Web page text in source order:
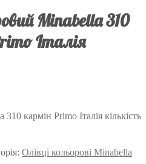
Minabella 310
Італія
кармін Primo Італія кількість
Олівці кольорові Minabella